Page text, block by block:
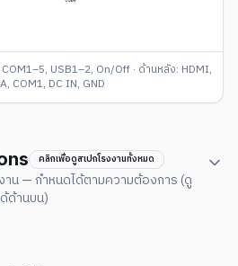
USB1–2, On/Off · ด้านหลัง: HDMI,
COM1, DC IN, GND
คลิกเพื่อดูสเปกโรงงานทั้งหมด
าน — กำหนดได้ตามความต้องการ (ดู
ด้านบน)